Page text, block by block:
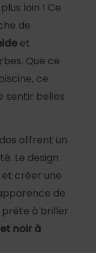
loin ! Ce
de
et
Que ce
ce
sentir belles
offrent un
Le design
créer une
de
prête à briller
noir à